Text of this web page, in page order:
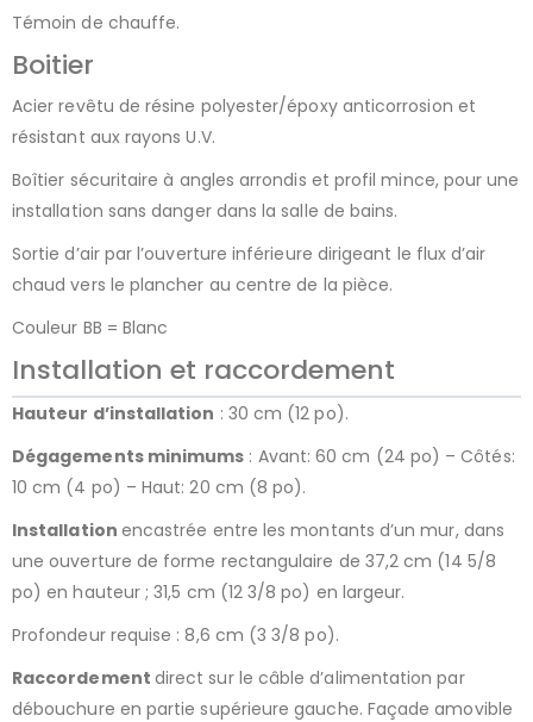
Témoin de chauffe.
Boitier
Acier revêtu de résine polyester/époxy anticorrosion et
résistant aux rayons U.V.
Boîtier sécuritaire à angles arrondis et profil mince, pour une
installation sans danger dans la salle de bains.
Sortie d’air par l’ouverture inférieure dirigeant le flux d’air
chaud vers le plancher au centre de la pièce.
Couleur BB = Blanc
Installation et raccordement
Hauteur d’installation : 30 cm (12 po).
Dégagements minimums : Avant: 60 cm (24 po) – Côtés:
10 cm (4 po) – Haut: 20 cm (8 po).
Installation encastrée entre les montants d’un mur, dans
une ouverture de forme rectangulaire de 37,2 cm (14 5/8
po) en hauteur ; 31,5 cm (12 3/8 po) en largeur.
Profondeur requise : 8,6 cm (3 3/8 po).
Raccordement direct sur le câble d’alimentation par
débouchure en partie supérieure gauche. Façade amovible